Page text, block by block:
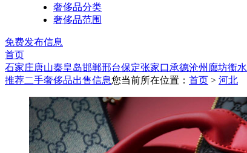
奢侈品分类
奢侈品范围
免费发布信息
首页
石家庄唐山秦皇岛邯郸邢台保定张家口承德沧州 廊坊衡水
推荐二手奢侈品出售信息您当前所在位置： 首页 > 河北